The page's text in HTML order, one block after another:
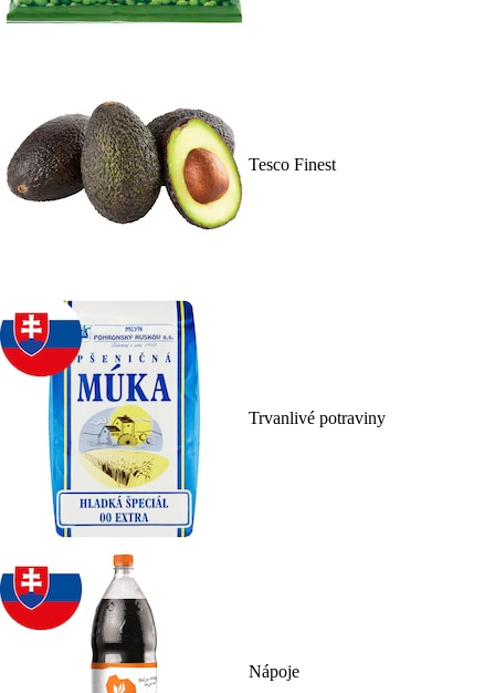
Tesco Finest
Trvanlivé potraviny
Nápoje